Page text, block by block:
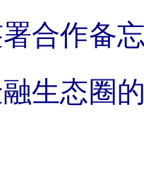
合作备
生态圈